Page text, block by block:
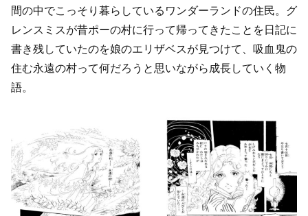
間の中でこっそり暮らしているワンダーランドの住民。グ
レンスミスが昔ポーの村に行って帰ってきたことを日記に
書き残していたのを娘のエリザベスが見つけて、吸血鬼の
住む永遠の村って何だろうと思いながら成長していく物
語。